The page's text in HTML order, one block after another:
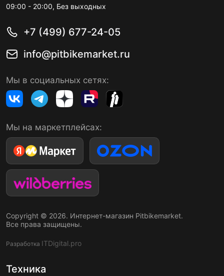
09:00 - 20:00, Без выходных
+7 (499) 677-24-05
info@pitbikemarket.ru
Мы в социальных сетях:
Мы на маркетплейсах:
Copyright © 2026. Интернет-магазин Pitbikemarket.
Все права защищены.
Разработка ITDigital.pro
Техника